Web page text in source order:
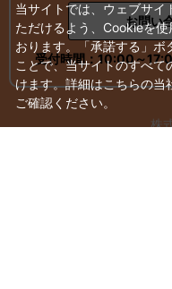
お問い
受付時間： 10:00～
株
当サイトでは、ウェブサイ
ただけるよう、Cookieを
おります。「承諾する」ボ
ことで、当サイトのすべて
けます。詳細はこちらの当
ご確認ください。